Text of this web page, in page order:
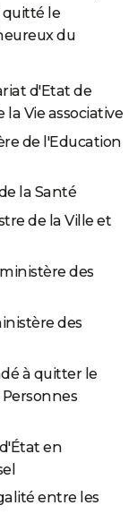
quitté le
du
d'Etat de
la Vie associative
de l'Education
la Santé
de la Ville et
des
des
à quitter le
en
entre les